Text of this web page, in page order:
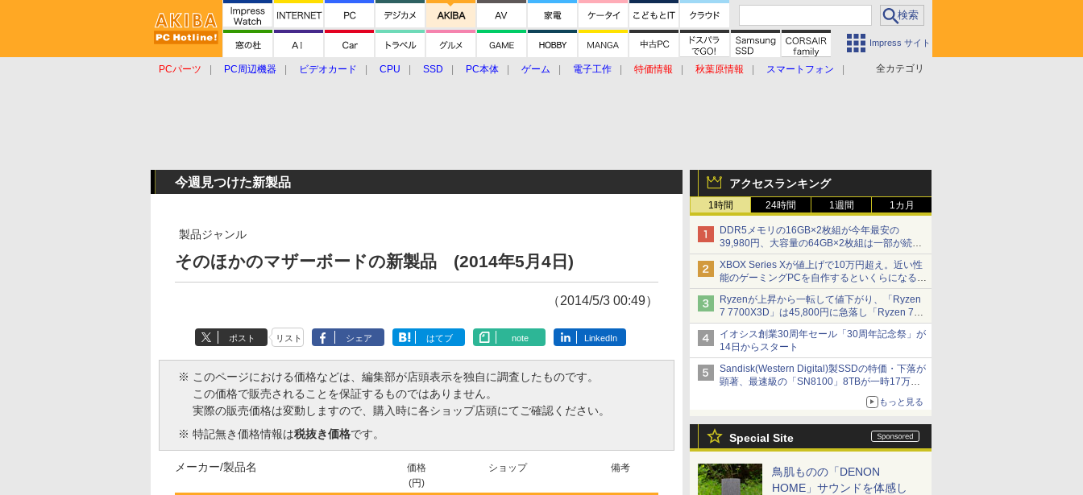
Impress サイト
全カテゴリ
PCパーツ PC周辺機器 ビデオカード CPU SSD PC本体 ゲーム 電子工作 特価情報 秋葉原情報
スマートフォン
アクセスランキング
1時間 24時間 1週間 1カ月
DDR5メモリの16GB×2枚組が今年最安の
39,980円、大容量の64GB×2枚組は一部が続騰
[8月前半のメモリ価格]
XBOX Series Xが値上げで10万円超え。近い性
能のゲーミングPCを自作するといくらになる？
【石田賀津男の『酒の肴にPCゲーム』】
Ryzenが上昇から一転して値下がり、「Ryzen
7 7700X3D」は45,800円に急落し「Ryzen 7
7800X3D」との価格逆転解消 [8月前半のCPU
価格]
イオシス創業30周年セール「30周年記念祭」が
14日からスタート
Sandisk(Western Digital)製SSDの特価・下落が
顕著、最速級の「SN8100」8TBが一時17万円
もっと見る
Special Site
鳥肌ものの「DENON
HOME」サウンドを体感し
今週見つけた新製品
製品ジャンル
そのほかのマザーボードの新製品 (2014年5月4日)
（2014/5/3 00:49）
ポスト リスト シェア はてブ note LinkedIn
※ このページにおける価格などは、編集部が店頭表示を独自に調査したものです。
この価格で販売されることを保証するものではありません。
実際の販売価格は変動しますので、購入時に各ショップ店頭にてご確認ください。
※ 特記無き価格情報は税抜き価格です。
価格
(円)
ショップ 備考
メーカー/製品名